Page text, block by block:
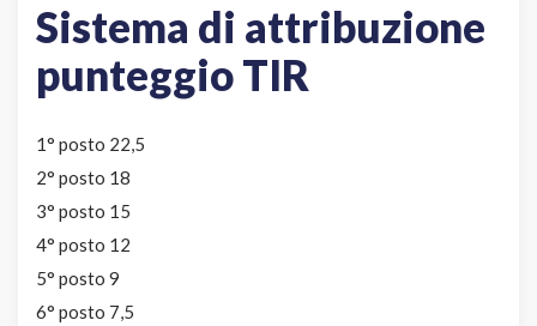
Sistema di attribuzione
punteggio TIR
1° posto 22,5
2° posto 18
3° posto 15
4° posto 12
5° posto 9
6° posto 7,5